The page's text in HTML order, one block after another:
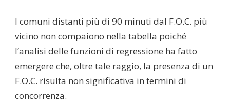
I comuni distanti più di 90 minuti dal F.O.C. più
vicino non compaiono nella tabella poiché
l’analisi delle funzioni di regressione ha fatto
emergere che, oltre tale raggio, la presenza di un
F.O.C. risulta non significativa in termini di
concorrenza.